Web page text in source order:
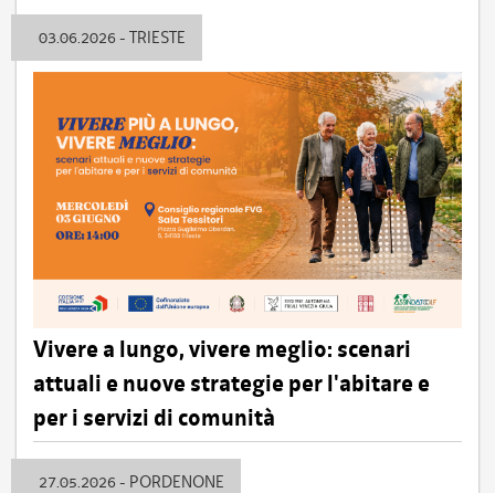
03.06.2026 - TRIESTE
Vivere a lungo, vivere meglio: scenari
attuali e nuove strategie per l'abitare e
per i servizi di comunità
27.05.2026 - PORDENONE